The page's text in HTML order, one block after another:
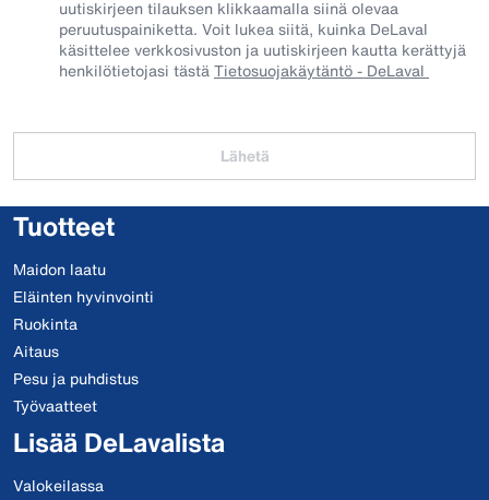
uutiskirjeen tilauksen klikkaamalla siinä olevaa
peruutuspainiketta. Voit lukea siitä, kuinka DeLaval
käsittelee verkkosivuston ja uutiskirjeen kautta kerättyjä
henkilötietojasi tästäTietosuojakäytäntö - DeLaval
Lähetä
Tuotteet
Maidon laatu
Eläinten hyvinvointi
Ruokinta
Aitaus
Pesu ja puhdistus
Työvaatteet
Lisää DeLavalista
Valokeilassa